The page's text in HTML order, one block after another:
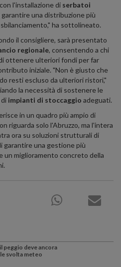
l'installazione di serbatoi
una distribuzione più
ha sottolineato.
il consigliere, sarà presentato
regionale, consentendo a chi
ottenere ulteriori fondi per far
iniziale. "Non è giusto che
resti escluso da ulteriori ristori,"
la necessità di sostenere le
impianti di stoccaggio adeguati.
in un quadro più ampio di
riguarda solo l'Abruzzo, ma l'intera
ora su soluzioni strutturali di
garantire una gestione più
un miglioramento concreto della
peggio deve ancora
svolta meteo